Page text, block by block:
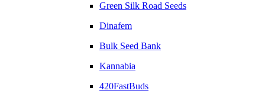
Green Silk Road Seeds
Dinafem
Bulk Seed Bank
Kannabia
420FastBuds